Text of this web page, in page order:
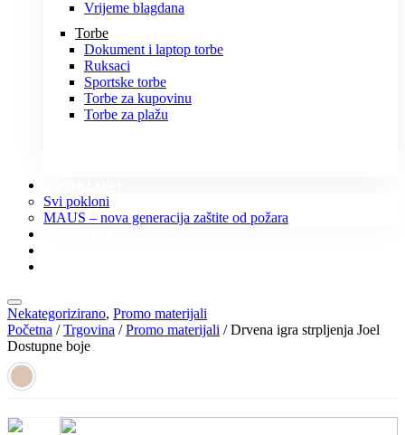
Vrijeme blagdana
Torbe
Dokument i laptop torbe
Ruksaci
Sportske torbe
Torbe za kupovinu
Torbe za plažu
Svi pokloni
MAUS – nova generacija zaštite od požara
Nekategorizirano, Promo materijali
Početna /Trgovina /Promo materijali / Drvena igra strpljenja Joel
Dostupne boje